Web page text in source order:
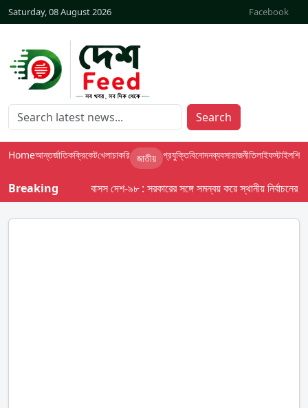
Saturday, 08 August 2026 Facebook
Search
Homeআন্তর্জাতিকক্রিকেটখেলাচাকরি জাতীয় প্রযুক্তিবিনোদনব্যবসারাজনীতিলাইফস্টাইলশিক্ষা
Breaking বাসস দেশ-৯৮ : সরকারের সঙ্গে সমন্বয় করে স্থানীয় নির্বাচনের